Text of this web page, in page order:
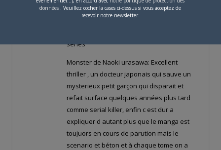
Offline
J ai reduit ma consommation de manga
series
Monster de Naoki urasawa: Excellent
thriller , un docteur japonais qui sauve un
mysterieux petit garçon qui disparait et
refait surface quelques années plus tard
comme serial killer, enfin c est dur a
expliquer d autant plus que le manga est
toujuors en cours de parution mais le
scenario et béton et à chaque tome on a
données . Veuillez cocher la cases ci-dessus si vous acceptez de
recevoir notre newsletter.